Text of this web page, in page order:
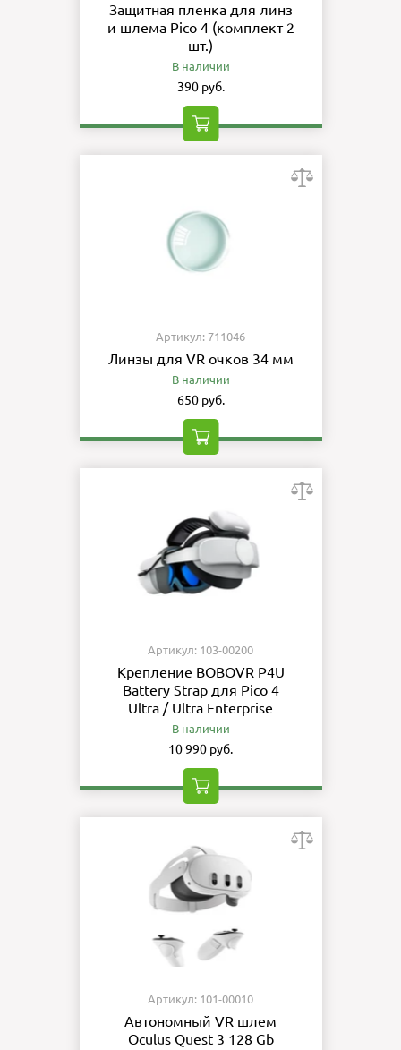
Защитная пленка для линз
и шлема Pico 4 (комплект 2
шт.)
В наличии
390 руб.
Артикул: 711046
Линзы для VR очков 34 мм
В наличии
650 руб.
Артикул: 103-00200
Крепление BOBOVR P4U
Battery Strap для Pico 4
Ultra / Ultra Enterprise
В наличии
10 990 руб.
Артикул: 101-00010
Автономный VR шлем
Oculus Quest 3 128 Gb